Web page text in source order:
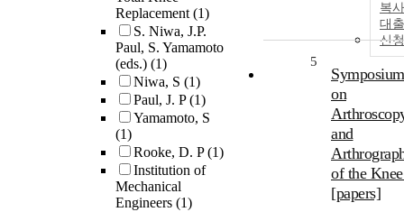
Replacement(1)
S. Niwa, J.P.
Paul, S. Yamamoto
(eds.) (1)
Niwa, S (1)
Paul, J. P(1)
Yamamoto, S
(1)
Rooke, D. P(1)
Institution of
Mechanical
Engineers (1)
복
대출
신청
5
Symposium
on
and
of the
[papers]